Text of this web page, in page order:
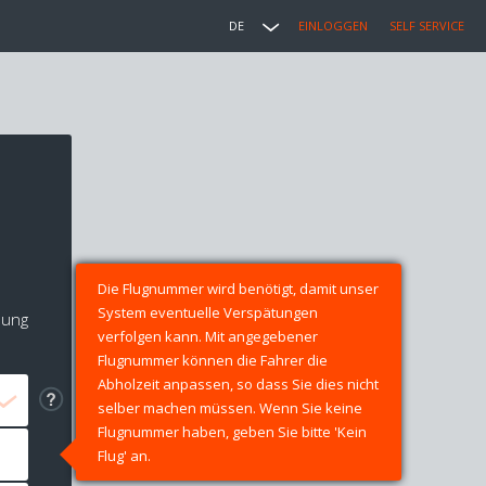
DE EINLOGGEN SELF SERVICE
Die Flugnummer wird benötigt, damit unser
System eventuelle Verspätungen
verfolgen kann. Mit angegebener
Flugnummer können die Fahrer die
Abholzeit anpassen, so dass Sie dies nicht
selber machen müssen. Wenn Sie keine
Flugnummer haben, geben Sie bitte 'Kein
Flug' an.